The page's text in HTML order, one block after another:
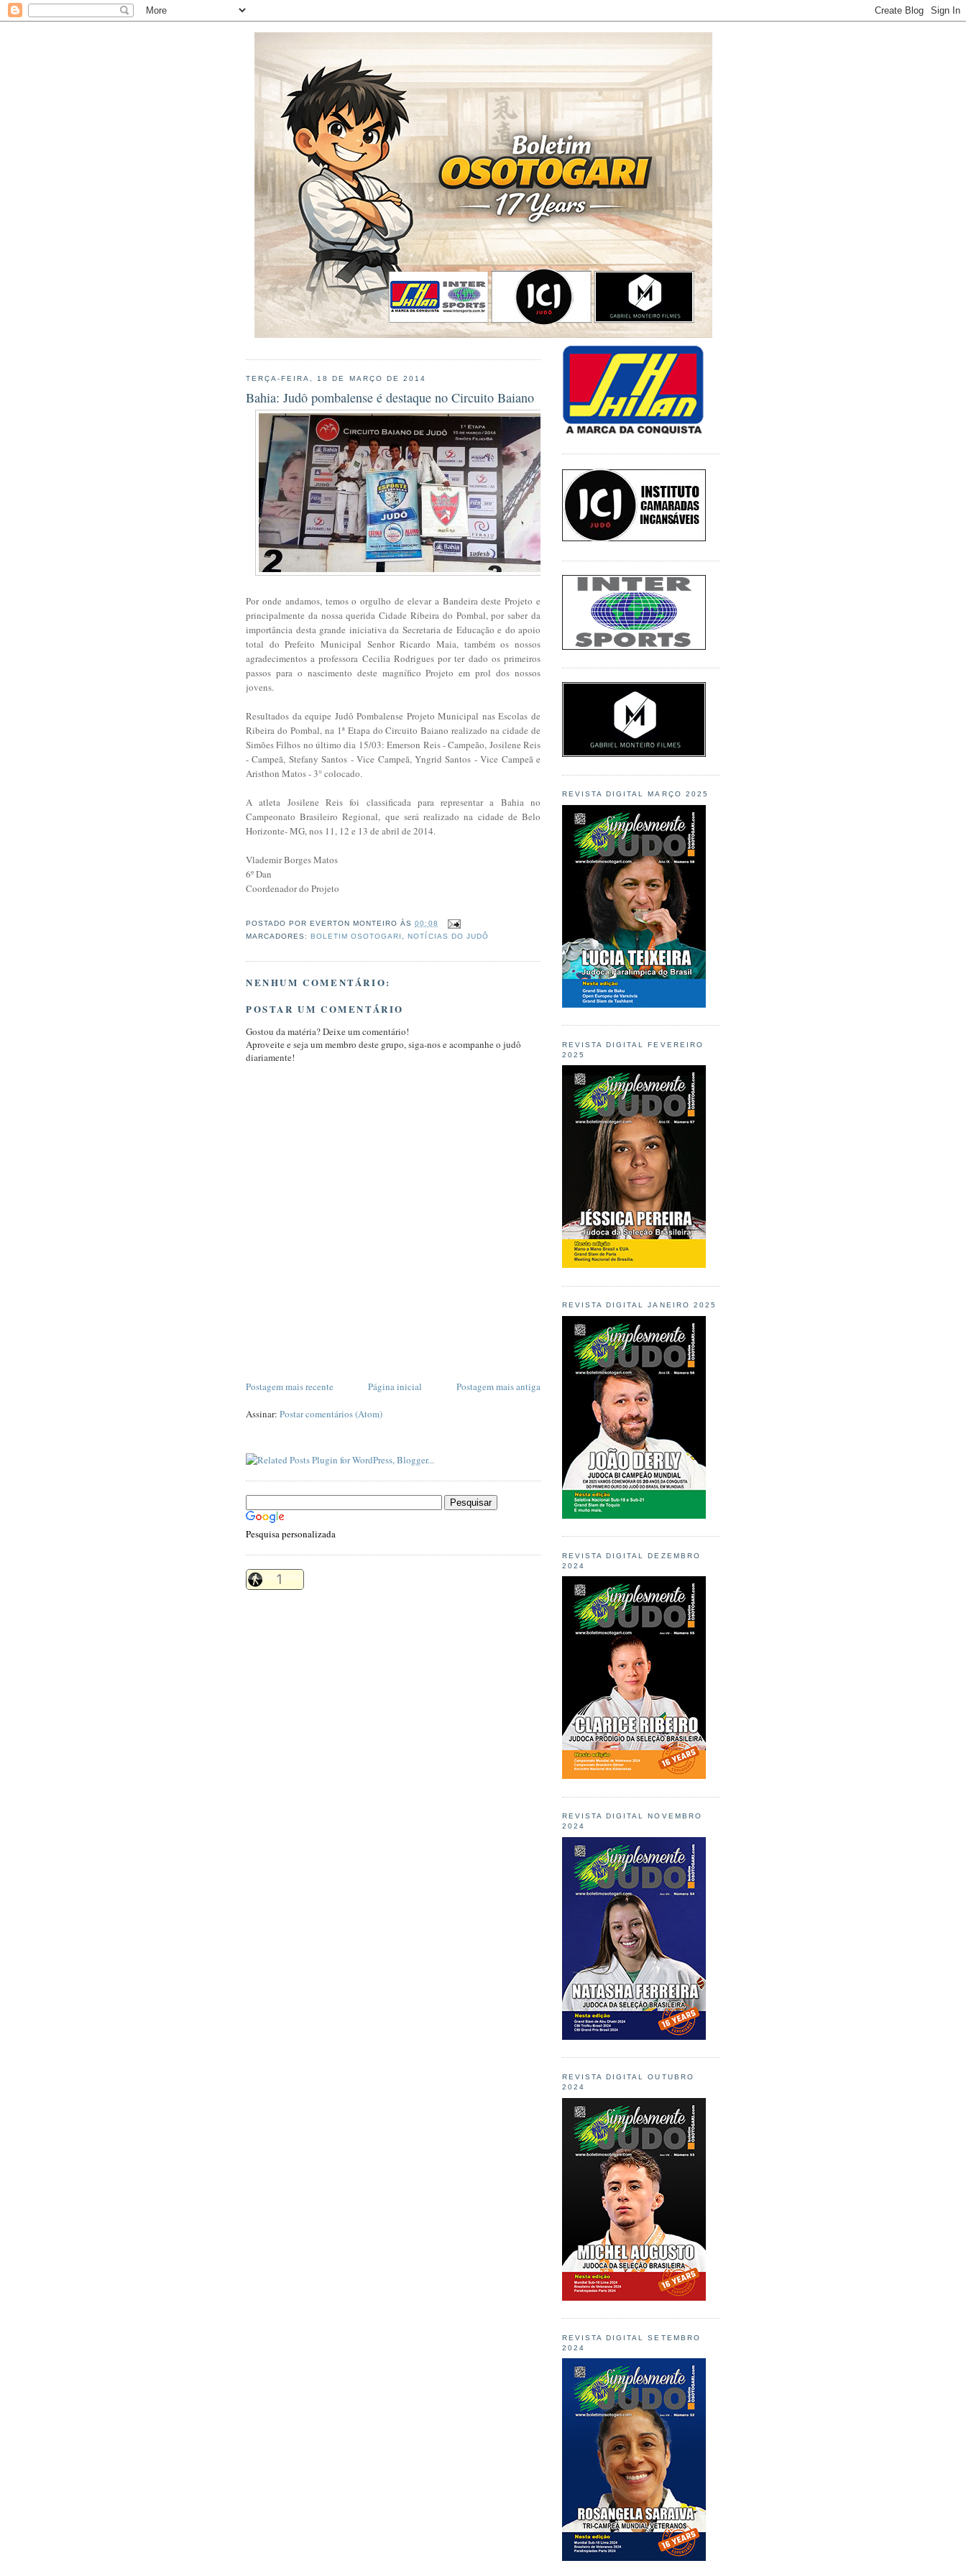
TERÇA-FEIRA, 18 DE MARÇO DE 2014
Bahia: Judô pombalense é destaque no Circuito Baiano
Por onde andamos, temos o orgulho de elevar a Bandeira deste Projeto e
principalmente da nossa querida Cidade Ribeira do Pombal, por saber da
importância desta grande iniciativa da Secretaria de Educação e do apoio
total do Prefeito Municipal Senhor Ricardo Maia, também os nossos
agradecimentos a professora Cecilia Rodrigues por ter dado os primeiros
passos para o nascimento deste magnífico Projeto em prol dos nossos
jovens.
Resultados da equipe Judô Pombalense Projeto Municipal nas Escolas de
Ribeira do Pombal, na 1ª Etapa do Circuito Baiano realizado na cidade de
Simões Filhos no último dia 15/03: Emerson Reis - Campeão, Josilene Reis
- Campeã, Stefany Santos - Vice Campeã, Yngrid Santos - Vice Campeã e
Aristhon Matos - 3° colocado.
A atleta Josilene Reis foi classificada para representar a Bahia no
Campeonato Brasileiro Regional, que será realizado na cidade de Belo
Horizonte- MG, nos 11, 12 e 13 de abril de 2014.
Vlademir Borges Matos
6º Dan
Coordenador do Projeto
POSTADO POR EVERTON MONTEIRO ÀS00:08
MARCADORES:BOLETIM OSOTOGARI ,NOTÍCIAS DO JUDÔ
NENHUM COMENTÁRIO:
POSTAR UM COMENTÁRIO
Gostou da matéria? Deixe um comentário!
Aproveite e seja um membro deste grupo, siga-nos e acompanhe o judô
diariamente!
Postagem mais recente Postagem mais antiga
Página inicial
Assinar: Postar comentários (Atom)
Pesquisa personalizada
REVISTA DIGITAL MARÇO 2025
REVISTA DIGITAL FEVEREIRO
2025
REVISTA DIGITAL JANEIRO 2025
REVISTA DIGITAL DEZEMBRO
2024
REVISTA DIGITAL NOVEMBRO
2024
REVISTA DIGITAL OUTUBRO
2024
REVISTA DIGITAL SETEMBRO
2024